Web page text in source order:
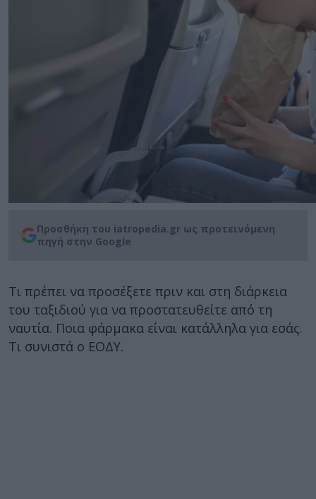
Προσθήκη του iatropedia.gr ως προτεινόμενη
πηγή στην Google
Τι πρέπει να προσέξετε πριν και στη διάρκεια
του ταξιδιού για να προστατευθείτε από τη
ναυτία. Ποια φάρμακα είναι κατάλληλα για εσάς.
Τι συνιστά ο ΕΟΔΥ.